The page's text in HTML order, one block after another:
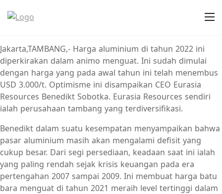
Jakarta,TAMBANG,- Harga aluminium di tahun 2022 ini
diperkirakan dalam animo menguat. Ini sudah dimulai
dengan harga yang pada awal tahun ini telah menembus
USD 3.000/t. Optimisme ini disampaikan CEO Eurasia
Resources Benedikt Sobotka. Eurasia Resources sendiri
ialah perusahaan tambang yang terdiversifikasi.
Benedikt dalam suatu kesempatan menyampaikan bahwa
pasar aluminium masih akan mengalami defisit yang
cukup besar. Dari segi persediaan, keadaan saat ini ialah
yang paling rendah sejak krisis keuangan pada era
pertengahan 2007 sampai 2009. Ini membuat harga batu
bara menguat di tahun 2021 meraih level tertinggi dalam